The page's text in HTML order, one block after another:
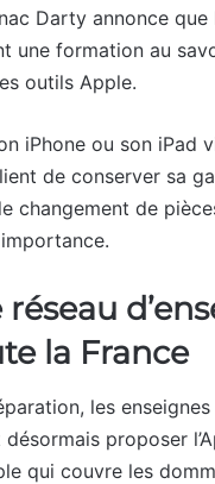
Darty annonce que
une formation au
outils Apple.
iPhone ou son iPad
de conserver sa
changement de
réseau
la France
les
proposer
qui couvre les